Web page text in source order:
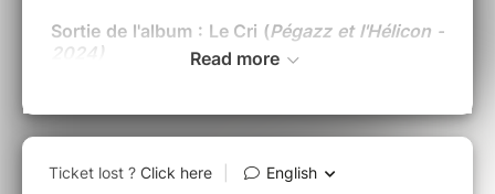
Sortie de l'album : Le Cri (Pégazz et l'Hélicon -
2024)
mené par le pianiste et compositeurGrégoire
Letouvet. Influencés autant par le jazz
contemporain que par la musique classique et
contemporaine, Les Rugissants mêlent dans
Read more